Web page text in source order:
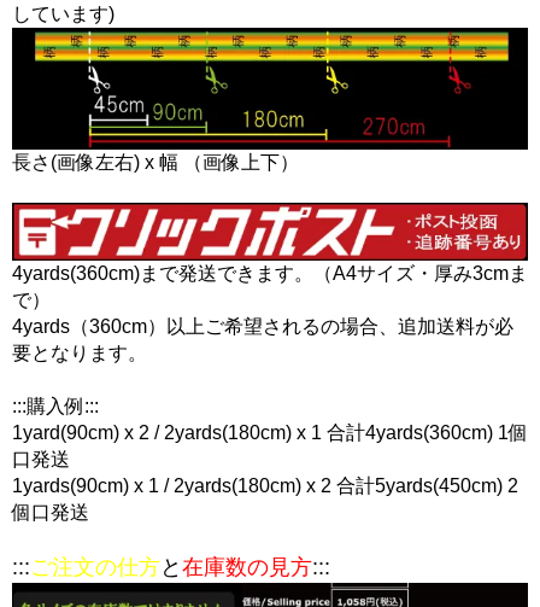
しています)
長さ(画像左右) x 幅 （画像上下）
4yards(360cm)まで発送できます。（A4サイズ・厚み3cmま
で）
4yards（360cm）以上ご希望されるの場合、追加送料が必
要となります。
:::購入例:::
1yard(90cm) x 2 / 2yards(180cm) x 1 合計4yards(360cm) 1個
口発送
1yards(90cm) x 1 / 2yards(180cm) x 2 合計5yards(450cm) 2
個口発送
:::ご注文の仕方と 在庫数の見方:::